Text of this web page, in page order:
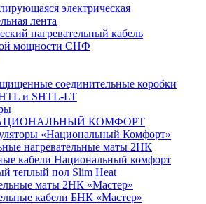
электрическая
лента
нагревательный кабель
мощности СНФ
соединительные коробки
и SHTL-LT
КОМФОРТ
«Национальный Комфорт»
нагревательные маты 2НК
кабели Национальный комфорт
теплый пол Slim Heat
маты 2НК «Мастер»
кабели БНК «Мастер»